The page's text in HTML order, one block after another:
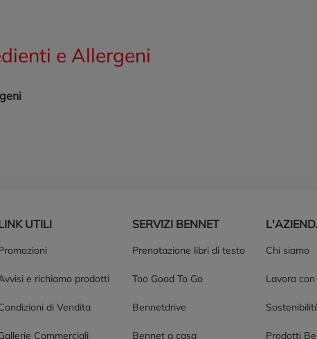
e Allergeni
UTILI
e richiamo prodotti
di Vendita
Commerciali
SERVIZI BENNET
Prenotazione libri di testo
Too Good To Go
Bennetdrive
Bennet a casa
Chi siamo
Lavora
Prodotti